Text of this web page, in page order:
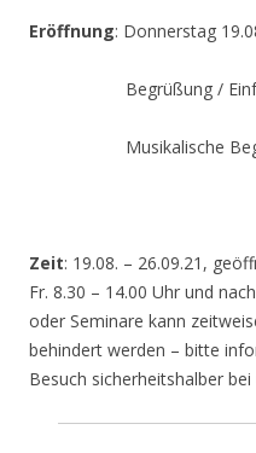
Eröffnung: Donnerstag
Begrüßung /
Musikalische
Zeit: 19.08. – 26.09.21,
Fr. 8.30 – 14.00 Uhr und
oder Seminare kann
behindert werden – bitte
Besuch sicherheitshalber bei